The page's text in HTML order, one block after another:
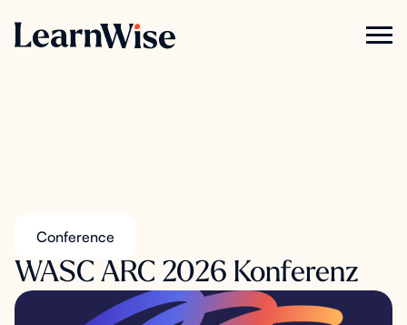
Conference
WASC ARC 2026 Konferenz